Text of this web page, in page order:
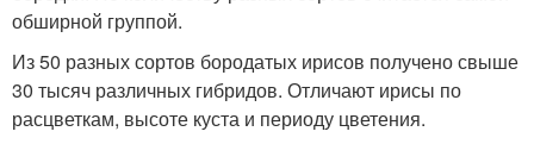
обширной группой.
Из 50 разных сортов бородатых ирисов получено свыше
30 тысяч различных гибридов. Отличают ирисы по
расцветкам, высоте куста и периоду цветения.